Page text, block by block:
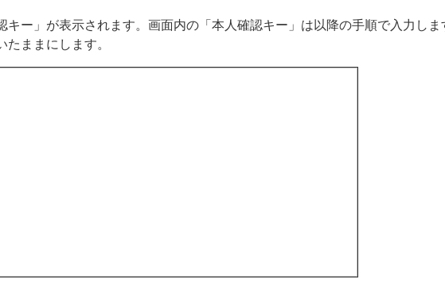
キー」が表示されます。画面内の「本人確認キー」は以降の手順で入力し
ままにします。